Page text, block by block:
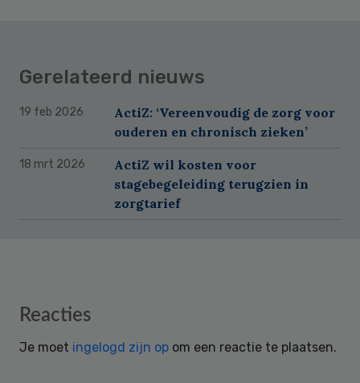
Gerelateerd nieuws
19 feb 2026
ActiZ: ‘Vereenvoudig de zorg voor
ouderen en chronisch zieken’
18 mrt 2026
ActiZ wil kosten voor
stagebegeleiding terugzien in
zorgtarief
Reader
Reacties
Je moet ingelogd zijn op om een reactie te plaatsen.